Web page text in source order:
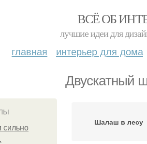
ВСЁ ОБ
лучшие идеи для
главная интерьер для дома
Двускатный
сильно
Шалаш в лесу